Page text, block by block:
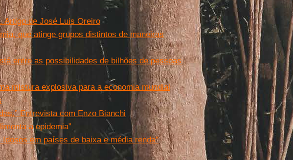
Artigo de José Luis Oreiro
que atinge grupos distintos de maneiras
entre as possibilidades de bilhões de pessoas
mistura explosiva para a economia mundial
Entrevista com Enzo Bianchi
a epidemia”
em países de baixa e média renda"